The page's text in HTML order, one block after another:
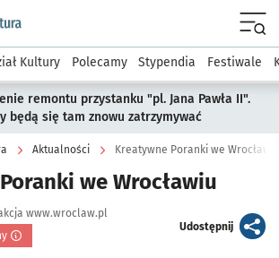
wroclaw.pl podserwis: Kultura
Kultury Polecamy Stypendia Festiwale
remontu przystanku "pl. Jana Pawła II".
będą się tam znowu zatrzymywać
Aktualności Kreatywne Poranki we Wrocławiu
we Wrocławiu
www.wroclaw.pl
Udostępnijartykuł